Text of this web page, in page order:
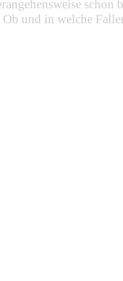
und in welche